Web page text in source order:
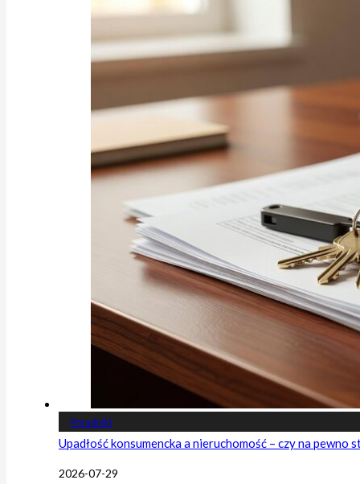
Poradniki
Upadłość konsumencka a nieruchomość – czy na pewno
2026-07-29